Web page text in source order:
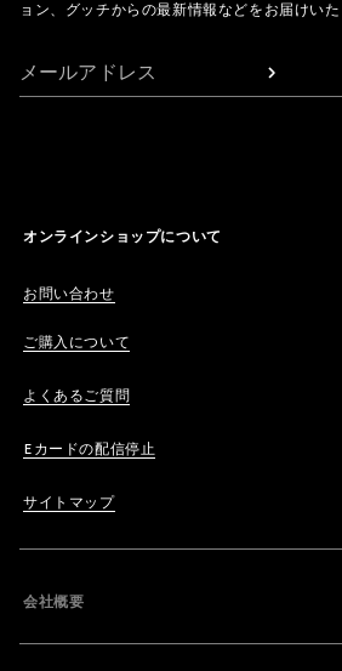
ョン、グッチからの最新情報などをお届けいた
メールアドレス
オンラインショップについて
お問い合わせ
ご購入について
よくあるご質問
Eカードの配信停止
サイトマップ
会社概要